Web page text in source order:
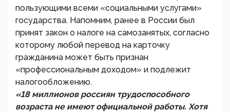
пользующими всеми «социальными услугами»
государства. Напомним, ранее в России был
принят закон о налоге на самозанятых, согласно
которому любой перевод на карточку
гражданина может быть признан
«профессиональным доходом» и подлежит
налогообложению.
«18 миллионов россиян трудоспособного
возраста не имеют официальной работы. Хотя